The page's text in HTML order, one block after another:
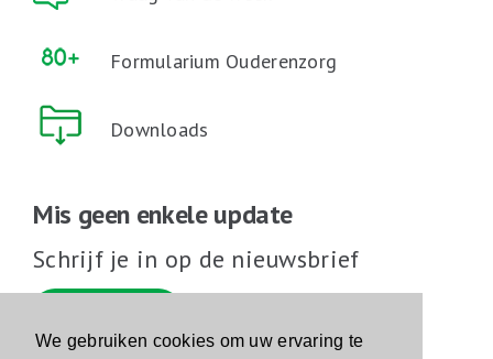
We gebruiken cookies om uw ervaring te
Formularium Ouderenzorg
Downloads
Mis geen enkele update
Schrijf je in op de nieuwsbrief